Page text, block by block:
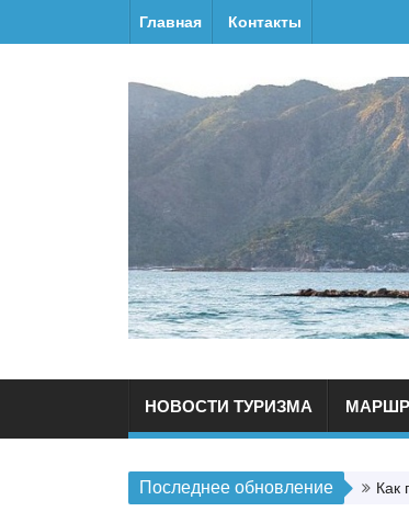
Главная Контакты
НОВОСТИ ТУРИЗМА
Последнее обновление Как